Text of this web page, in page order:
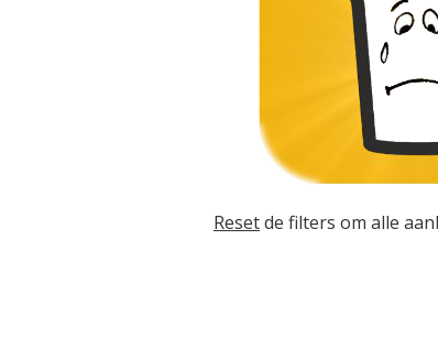
Resetde filters om alle